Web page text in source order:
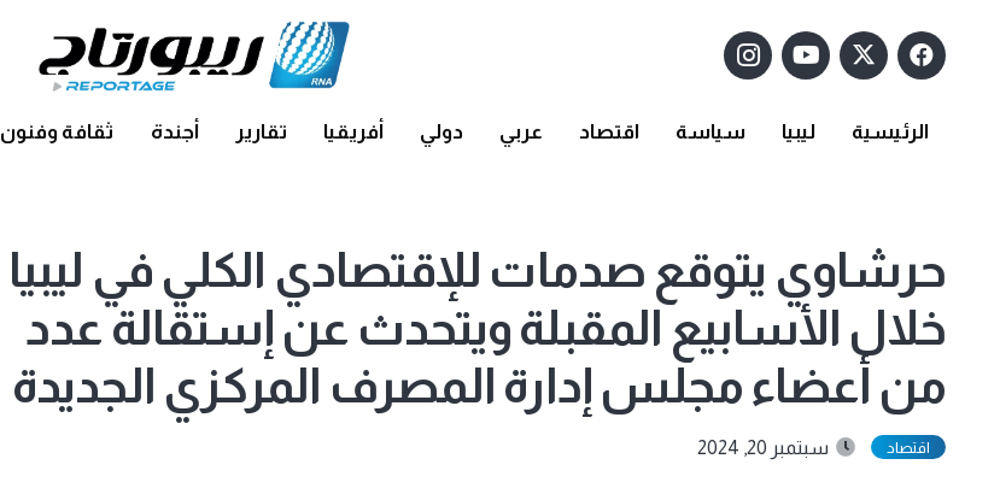
الرئيسية ليبيا سياسة اقتصاد عربي دولي أفريقيا تقارير أجندة ثقافة وفنون
حرشاوي يتوقع صدمات للإقتصادي الكلي في ليبيا
خلال الأسابيع المقبلة ويتحدث عن إستقالة عدد
من أعضاء مجلس إدارة المصرف المركزي الجديدة
اقتصاد سبتمبر 20, 2024